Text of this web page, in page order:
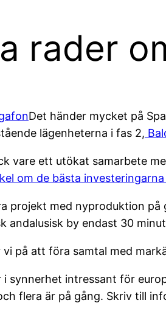
rader
Det händer mycket på
lägenheterna i fas 2,
vare ett utökat samarbete
om de bästa investeringarna
projekt med nyproduktion
andalusisk by endast 30
vi på att föra samtal med
i synnerhet intressant för
flera är på gång. Skriv till